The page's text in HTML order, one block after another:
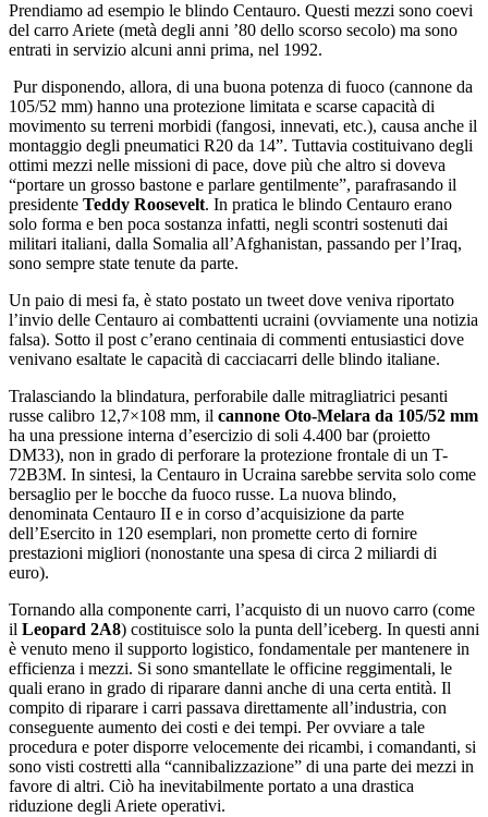
Prendiamo ad esempio le blindo Centauro. Questi mezzi sono coevi
del carro Ariete (metà degli anni ’80 dello scorso secolo) ma sono
entrati in servizio alcuni anni prima, nel 1992.
Pur disponendo, allora, di una buona potenza di fuoco (cannone da
105/52 mm) hanno una protezione limitata e scarse capacità di
movimento su terreni morbidi (fangosi, innevati, etc.), causa anche il
montaggio degli pneumatici R20 da 14”. Tuttavia costituivano degli
ottimi mezzi nelle missioni di pace, dove più che altro si doveva
“portare un grosso bastone e parlare gentilmente”, parafrasando il
presidente Teddy Roosevelt. In pratica le blindo Centauro erano
solo forma e ben poca sostanza infatti, negli scontri sostenuti dai
militari italiani, dalla Somalia all’Afghanistan, passando per l’Iraq,
sono sempre state tenute da parte.
Un paio di mesi fa, è stato postato un tweet dove veniva riportato
l’invio delle Centauro ai combattenti ucraini (ovviamente una notizia
falsa). Sotto il post c’erano centinaia di commenti entusiastici dove
venivano esaltate le capacità di cacciacarri delle blindo italiane.
Tralasciando la blindatura, perforabile dalle mitragliatrici pesanti
russe calibro 12,7×108 mm, il cannone Oto-Melara da 105/52 mm
ha una pressione interna d’esercizio di soli 4.400 bar (proietto
DM33), non in grado di perforare la protezione frontale di un T-
72B3M. In sintesi, la Centauro in Ucraina sarebbe servita solo come
bersaglio per le bocche da fuoco russe. La nuova blindo,
denominata Centauro II e in corso d’acquisizione da parte
dell’Esercito in 120 esemplari, non promette certo di fornire
prestazioni migliori (nonostante una spesa di circa 2 miliardi di
euro).
Tornando alla componente carri, l’acquisto di un nuovo carro (come
il Leopard 2A8) costituisce solo la punta dell’iceberg. In questi anni
è venuto meno il supporto logistico, fondamentale per mantenere in
efficienza i mezzi. Si sono smantellate le officine reggimentali, le
quali erano in grado di riparare danni anche di una certa entità. Il
compito di riparare i carri passava direttamente all’industria, con
conseguente aumento dei costi e dei tempi. Per ovviare a tale
procedura e poter disporre velocemente dei ricambi, i comandanti, si
sono visti costretti alla “cannibalizzazione” di una parte dei mezzi in
favore di altri. Ciò ha inevitabilmente portato a una drastica
riduzione degli Ariete operativi.